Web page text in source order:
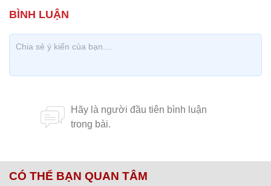
CÓ THỂ BẠN QUAN TÂM